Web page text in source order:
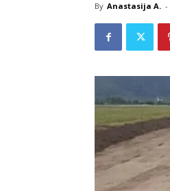
By Anastasija A. -